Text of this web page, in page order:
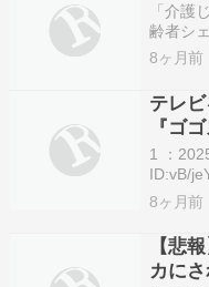
「介護
齢者シ
ーニン
の現場
鳴の声
長、独
い」「
8ヶ月前
テレ
『ゴ
出で
もの
1 ：
ID:vB/
会もコ
笑”…「
12/16(
8ヶ月前
【悲
カに